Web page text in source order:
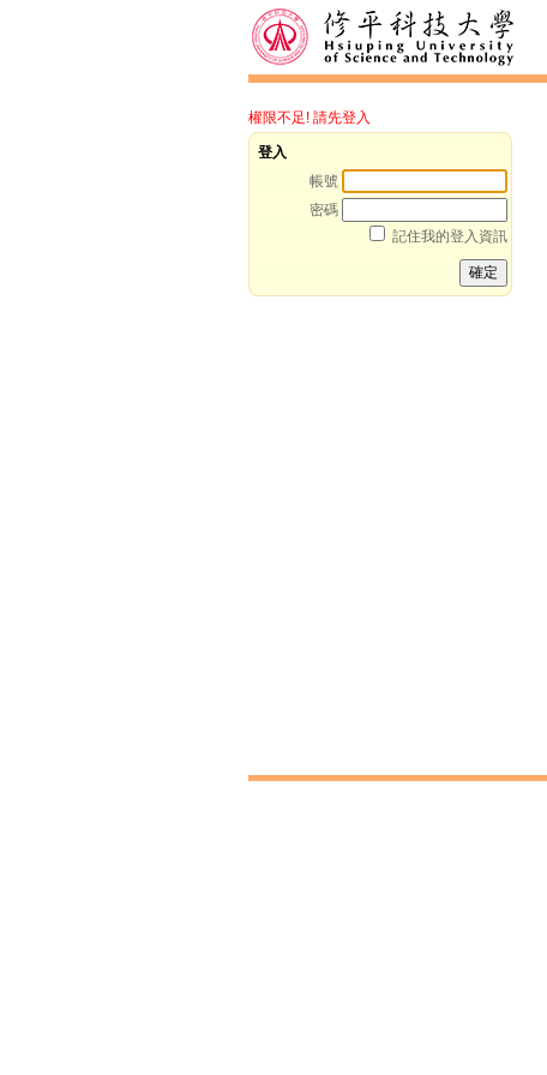
權限不足! 請先登入
登入
帳號
密碼
記住我的登入資訊